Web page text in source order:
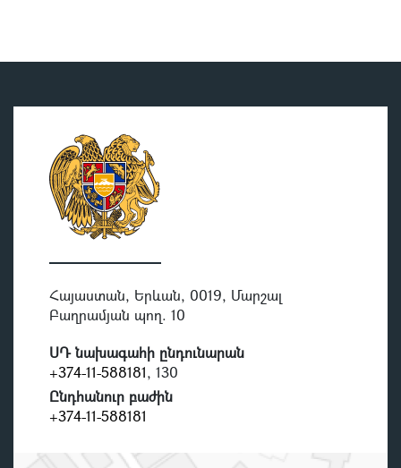
Հայաստան, Երևան, 0019, Մարշալ
Բաղրամյան պող. 10
ՍԴ նախագահի ընդունարան
+374-11-588181, 130
Ընդհանուր բաժին
+374-11-588181